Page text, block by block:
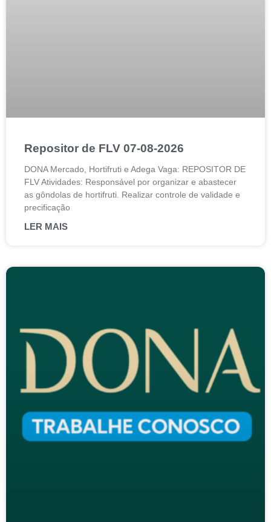
Repositor de FLV 07-08-2026
DONA Mercado, Hortifruti e Adega Vaga: REPOSITOR DE
FLV Atividades: Responsável por organizar e abastecer
as gôndolas de hortifruti. Realizar controle de validade e
precificação
LER MAIS